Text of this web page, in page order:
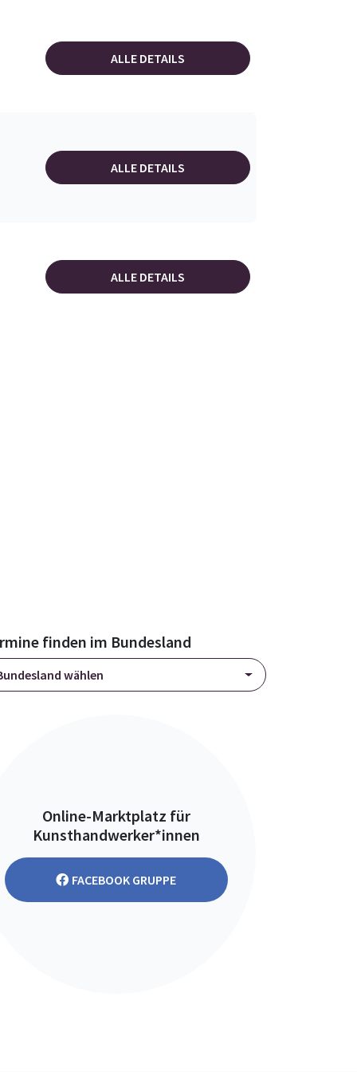
ALLE DETAILS
ALLE DETAILS
ALLE DETAILS
finden im Bundesland
wählen
Online-Marktplatz für
Kunsthandwerker*innen
FACEBOOK GRUPPE